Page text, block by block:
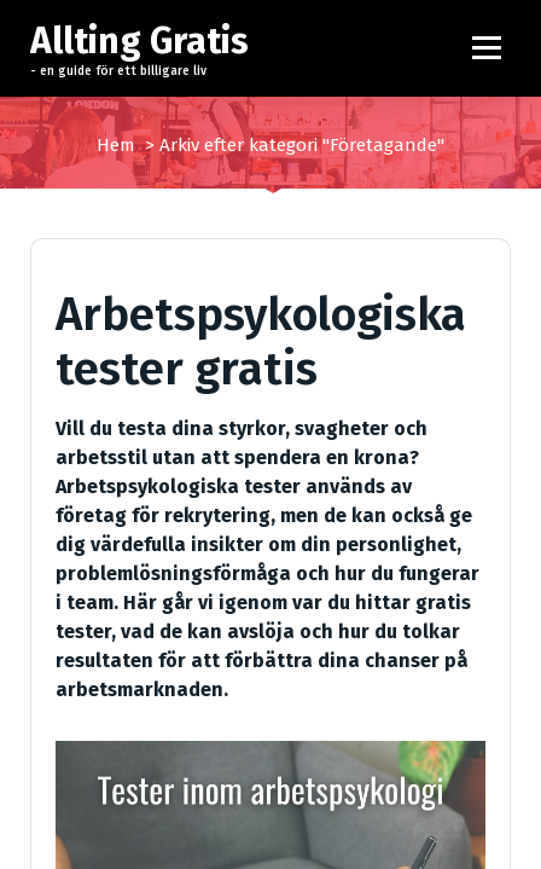
p
a
t
i
Allting Gratis
- en guide för ett billigare liv
Hem> Arkiv efter kategori "Företagande"
Arbetspsykologiska
tester gratis
Vill du testa dina styrkor, svagheter och
arbetsstil utan att spendera en krona?
Arbetspsykologiska tester används av
företag för rekrytering, men de kan också ge
dig värdefulla insikter om din personlighet,
problemlösningsförmåga och hur du fungerar
i team. Här går vi igenom var du hittar gratis
tester, vad de kan avslöja och hur du tolkar
resultaten för att förbättra dina chanser på
arbetsmarknaden.